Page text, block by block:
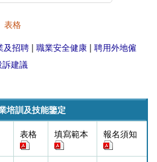
表格
及招聘 | 職業安全健康 | 聘用外地僱
訴建議
培訓及技能鑒定
表格 填寫範本 報名須知